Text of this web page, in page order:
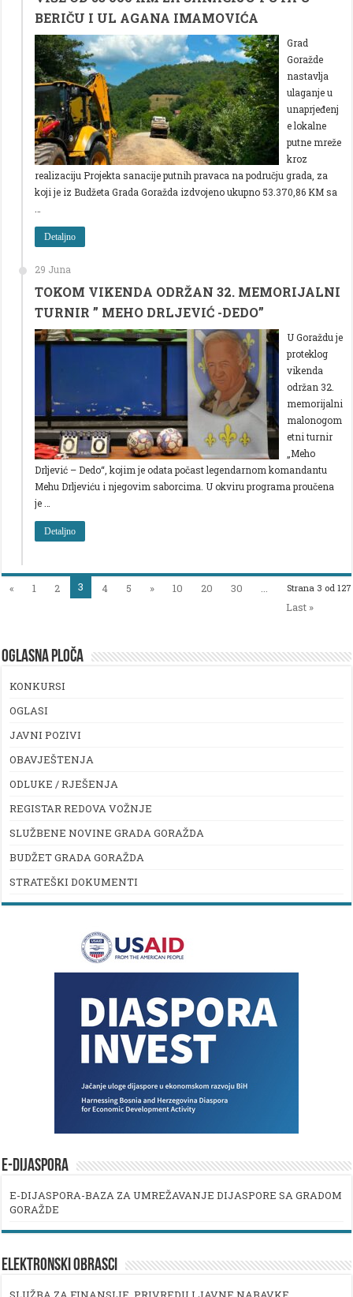
BERIČU I UL AGANA IMAMOVIĆA
Grad
Goražde
nastavlja
ulaganje u
unaprjeđenj
e lokalne
putne mreže
kroz
realizaciju Projekta sanacije putnih pravaca na području grada, za
koji je iz Budžeta Grada Goražda izdvojeno ukupno 53.370,86 KM sa
Detaljno
29 Juna
TOKOM VIKENDA ODRŽAN 32. MEMORIJALNI
TURNIR ” MEHO DRLJEVIĆ -DEDO”
U Goraždu je
proteklog
vikenda
održan 32.
memorijalni
malonogom
etni turnir
„Meho
Drljević – Dedo“, kojim je odata počast legendarnom komandantu
Mehu Drljeviću i njegovim saborcima. U okviru programa proučena
je …
Detaljno
Strana 3 od 127
« 1 2 3 4 5 » 10 20 30
Last »
OGLASNA PLOČA
KONKURSI
OGLASI
JAVNI POZIVI
OBAVJEŠTENJA
ODLUKE / RJEŠENJA
REGISTAR REDOVA VOŽNJE
SLUŽBENE NOVINE GRADA GORAŽDA
BUDŽET GRADA GORAŽDA
STRATEŠKI DOKUMENTI
E-DIJASPORA
E-DIJASPORA-BAZA ZA UMREŽAVANJE DIJASPORE SA GRADOM
GORAŽDE
ELEKTRONSKI OBRASCI